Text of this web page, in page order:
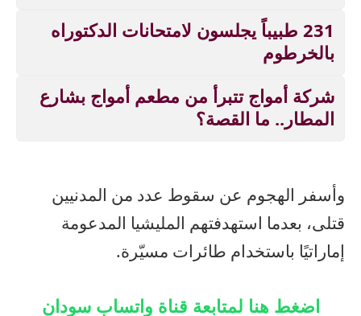
231 طبيباً يجلسون لامتحانات الدكتوراه
بالخرطوم
شركة أمواج تتبرأ من مطعم أمواج بشارع
المطار.. ما القصة؟
وأسفر الهجوم عن سقوط عدد من المدنيين
قتلى، بعدما استهدفتهم المليشيا المدعومة
إماراتيًا باستخدام طائرات مسيّرة.
اضغط هنا لمتابعة قناة واتساب سودان